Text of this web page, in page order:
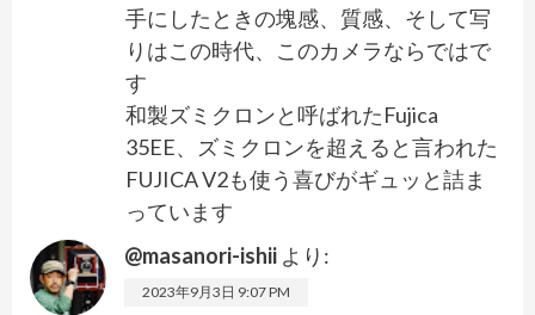
手にしたときの塊感、質感、そして写
りはこの時代、このカメラならではで
す
和製ズミクロンと呼ばれたFujica
35EE、ズミクロンを超えると言われた
FUJICA V2も使う喜びがギュッと詰ま
っています
@masanori-ishii より:
2023年9月3日 9:07 PM